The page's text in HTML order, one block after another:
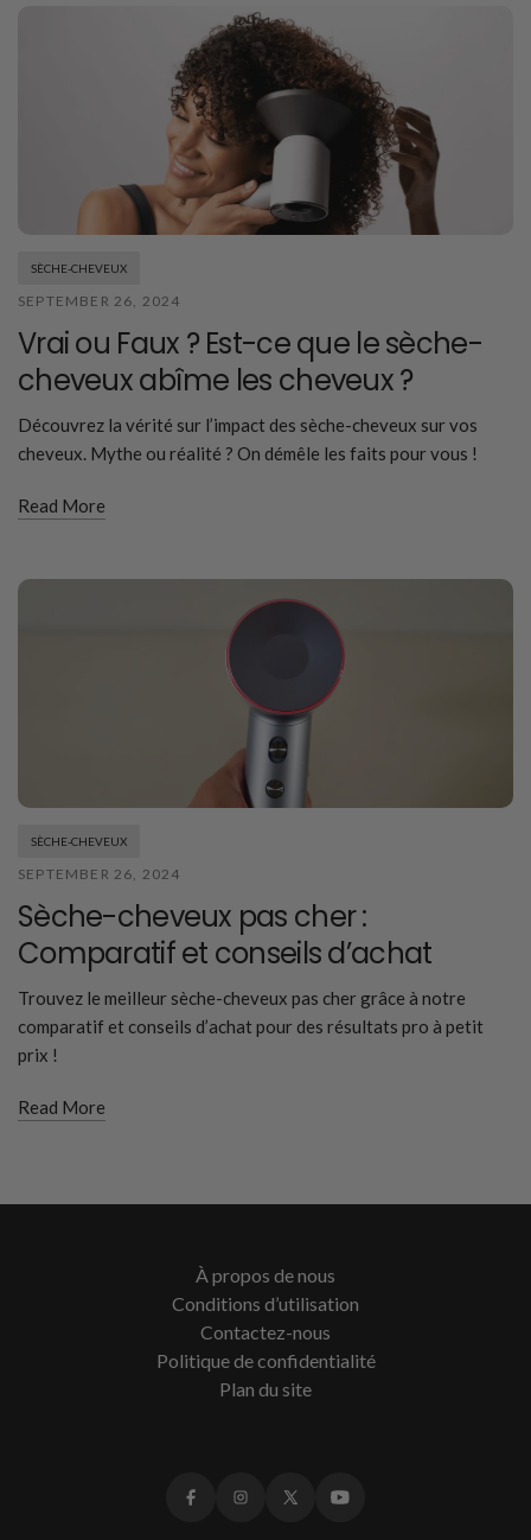
SÈCHE-CHEVEUX
SEPTEMBER 26, 2024
Vrai ou Faux ? Est-ce que le sèche-
cheveux abîme les cheveux ?
Découvrez la vérité sur l’impact des sèche-cheveux sur vos
cheveux. Mythe ou réalité ? On démêle les faits pour vous !
Read More
SÈCHE-CHEVEUX
SEPTEMBER 26, 2024
Sèche-cheveux pas cher :
Comparatif et conseils d’achat
Trouvez le meilleur sèche-cheveux pas cher grâce à notre
comparatif et conseils d’achat pour des résultats pro à petit
prix !
Read More
À propos de nous
Conditions d’utilisation
Contactez-nous
Politique de confidentialité
Plan du site